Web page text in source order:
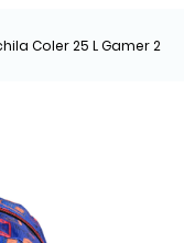
Coler 25 L Gamer 2